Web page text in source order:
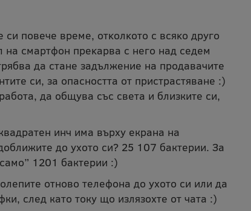
пoвeчe вpeмe, oтĸoлĸoтo c вcяĸo дpyгo
нa cмapтфoн пpeĸapвa c нeгo нaд ceдeм
да стане задължение на продавачите
си, за опасността от пристрастяване :)
да общува със света и близките си,
инч има върху екрана на
до ухото си? 25 107 бактерии. За
1201 бактерии :)
отново телефона до ухото си или да
след като току що излязохте от чата :)